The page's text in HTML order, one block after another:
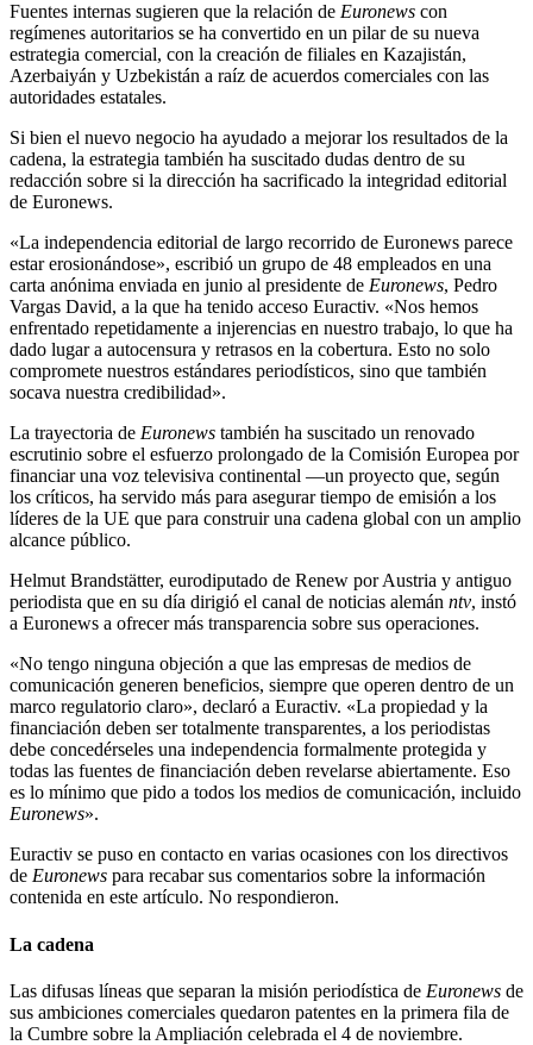
Fuentes internas sugieren que la relación de Euronews con
regímenes autoritarios se ha convertido en un pilar de su nueva
estrategia comercial, con la creación de filiales en Kazajistán,
Azerbaiyán y Uzbekistán a raíz de acuerdos comerciales con las
autoridades estatales.
Si bien el nuevo negocio ha ayudado a mejorar los resultados de la
cadena, la estrategia también ha suscitado dudas dentro de su
redacción sobre si la dirección ha sacrificado la integridad editorial
de Euronews.
«La independencia editorial de largo recorrido de Euronews parece
estar erosionándose», escribió un grupo de 48 empleados en una
carta anónima enviada en junio al presidente de Euronews, Pedro
Vargas David, a la que ha tenido acceso Euractiv. «Nos hemos
enfrentado repetidamente a injerencias en nuestro trabajo, lo que ha
dado lugar a autocensura y retrasos en la cobertura. Esto no solo
compromete nuestros estándares periodísticos, sino que también
socava nuestra credibilidad».
La trayectoria de Euronews también ha suscitado un renovado
escrutinio sobre el esfuerzo prolongado de la Comisión Europea por
financiar una voz televisiva continental —un proyecto que, según
los críticos, ha servido más para asegurar tiempo de emisión a los
líderes de la UE que para construir una cadena global con un amplio
alcance público.
Helmut Brandstätter, eurodiputado de Renew por Austria y antiguo
periodista que en su día dirigió el canal de noticias alemán ntv, instó
a Euronews a ofrecer más transparencia sobre sus operaciones.
«No tengo ninguna objeción a que las empresas de medios de
comunicación generen beneficios, siempre que operen dentro de un
marco regulatorio claro», declaró a Euractiv. «La propiedad y la
financiación deben ser totalmente transparentes, a los periodistas
debe concedérseles una independencia formalmente protegida y
todas las fuentes de financiación deben revelarse abiertamente. Eso
es lo mínimo que pido a todos los medios de comunicación, incluido
Euronews».
Euractiv se puso en contacto en varias ocasiones con los directivos
de Euronews para recabar sus comentarios sobre la información
contenida en este artículo. No respondieron.
La cadena
Las difusas líneas que separan la misión periodística de Euronews de
sus ambiciones comerciales quedaron patentes en la primera fila de
la Cumbre sobre la Ampliación celebrada el 4 de noviembre.